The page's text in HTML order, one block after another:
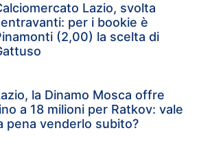
Lazio, svolta
per i bookie è
(2,00) la scelta di
la Dinamo Mosca offre
a 18 milioni per Ratkov: vale
pena venderlo subito?